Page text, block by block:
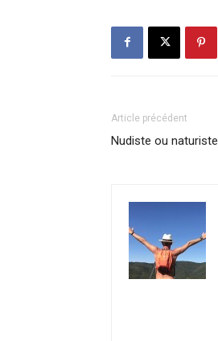
Article précédent
Nudiste ou naturiste